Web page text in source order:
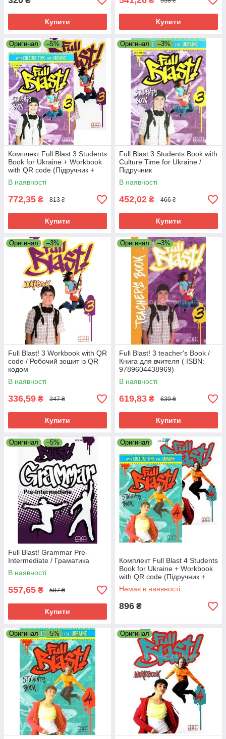
Купити Купити
Оригинал –5%
Комплект Full Blast 3 Students
Book for Ukraine + Workbook
with QR code (Підручник +
зошит) 7 клас
В наявності
772,35 ₴ 813 ₴
Купити
Оригинал –3%
Full Blast 3 Students Book with
Culture Time for Ukraine /
Підручник
В наявності
452,02 ₴ 466 ₴
Купити
Оригинал –3%
Full Blast! 3 Workbook with QR
code / Робочий зошит із QR
кодом
В наявності
336,59 ₴ 347 ₴
Купити
Оригинал –3%
Full Blast! 3 teacher's Book /
Книга для вчителя ( ISBN:
9789604438969)
В наявності
619,83 ₴ 639 ₴
Купити
Оригинал –5%
Full Blast! Grammar Pre-
Intermediate / Граматика
В наявності
557,65 ₴ 587 ₴
Купити
Оригинал
Комплект Full Blast 4 Students
Book for Ukraine + Workbook
with QR code (Підручник +
зошит) 8 клас
Немає в наявності
896 ₴
Оригинал –5% Оригинал